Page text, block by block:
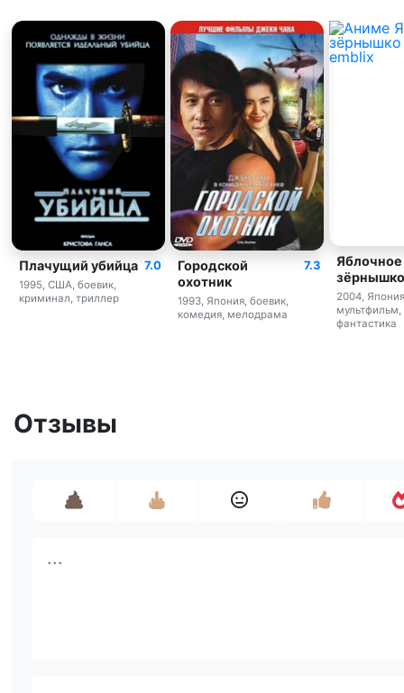
7.0
Плачущий убийца
1995, США, боевик,
криминал, триллер
7.3
Городской
охотник
1993, Япония, боевик,
комедия, мелодрама
Яблочное
зёрнышко
2004,
мультфильм,
фантастика
Отзывы